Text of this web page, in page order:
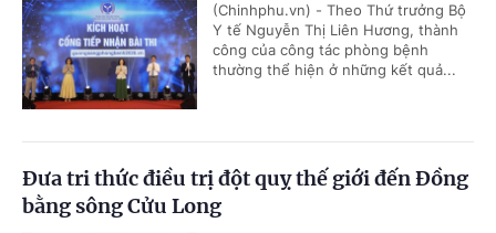
(Chinhphu.vn) - Theo Thứ trưởng Bộ
Y tế Nguyễn Thị Liên Hương, thành
công của công tác phòng bệnh
thường thể hiện ở những kết quả...
Đưa tri thức điều trị đột quỵ thế giới đến Đồng
bằng sông Cửu Long